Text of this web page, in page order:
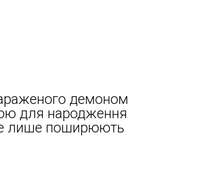
демоном
для народження
лише поширюють